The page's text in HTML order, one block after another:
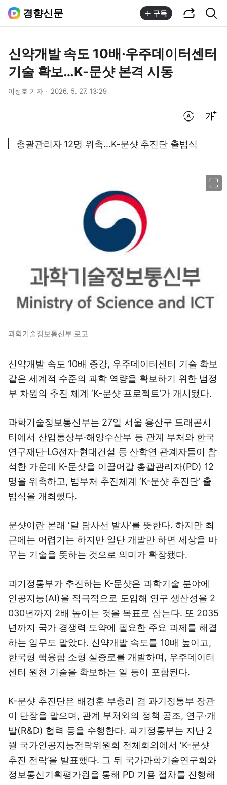
경향신문 구독
신약개발 속도 10배·우주데이터센터
기술 확보…K-문샷 본격 시동
이정호 기자 2026. 5. 27. 13:29
총괄관리자 12명 위촉…K-문샷 추진단 출범식
과학기술정보통신부 로고
신약개발 속도 10배 증강, 우주데이터센터 기술 확보
같은 세계적 수준의 과학 역량을 확보하기 위한 범정
부 차원의 추진 체계 ‘K-문샷 프로젝트’가 개시됐다.
과학기술정보통신부는 27일 서울 용산구 드래곤시
티에서 산업통상부·해양수산부 등 관계 부처와 한국
연구재단·LG전자·현대건설 등 산학연 관계자들이 참
석한 가운데 K-문샷을 이끌어갈 총괄관리자(PD) 12
명을 위촉하고, 범부처 추진체계 ‘K-문샷 추진단’ 출
범식을 개최했다.
문샷이란 본래 ‘달 탐사선 발사’를 뜻한다. 하지만 최
근에는 어렵기는 하지만 일단 개발만 하면 세상을 바
꾸는 기술을 뜻하는 것으로 의미가 확장됐다.
과기정통부가 추진하는 K-문샷은 과학기술 분야에
인공지능(AI)을 적극적으로 도입해 연구 생산성을 2
030년까지 2배 높이는 것을 목표로 삼는다. 또 2035
년까지 국가 경쟁력 도약에 필요한 주요 과제를 해결
하는 임무도 맡았다. 신약개발 속도를 10배 높이고,
한국형 핵융합 소형 실증로를 개발하며, 우주데이터
센터 원천 기술을 확보하는 일 등이 포함된다.
K-문샷 추진단은 배경훈 부총리 겸 과기정통부 장관
이 단장을 맡으며, 관계 부처와의 정책 공조, 연구·개
발(R&D) 협력 등을 수행한다. 과기정통부는 지난 2
월 국가인공지능전략위원회 전체회의에서 ‘K-문샷
추진 전략’을 발표했다. 그 뒤 국가과학기술연구회와
정보통신기획평가원을 통해 PD 기용 절차를 진행해